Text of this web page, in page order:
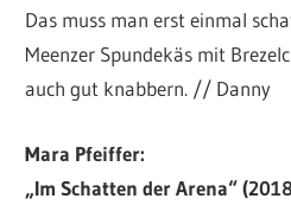
Das muss man erst einmal
Meenzer Spundekäs mit
auch gut knabbern. // Danny
Mara Pfeiffer:
„Im Schatten der Arena“